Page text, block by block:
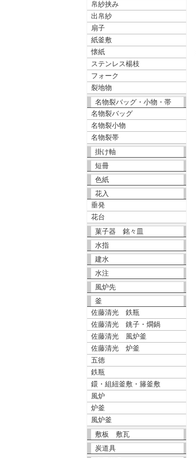
帛紗挟み
出帛紗
扇子
紙釜敷
懐紙
ステンレス楊枝
フォーク
裂地物
名物裂バッグ・小物・帯
名物裂バッグ
名物裂小物
名物裂帯
掛け軸
短冊
色紙
花入
垂発
花台
菓子器 銘々皿
水指
建水
水注
風炉先
釜
佐藤清光 鉄瓶
佐藤清光 銚子・燗鍋
佐藤清光 風炉釜
佐藤清光 炉釜
五徳
鉄瓶
鐶・組紐釜敷・籐釜敷
風炉
炉釜
風炉釜
敷板 敷瓦
炭道具